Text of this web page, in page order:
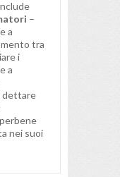
–
a
tra
i
a
dettare
nei suoi